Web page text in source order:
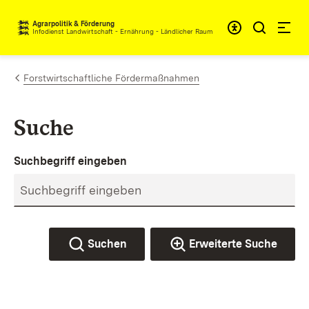
Zum Inhalt springen
Agrarpolitik & Förderung
Infodienst Landwirtschaft - Ernährung - Ländlicher Raum
Forstwirtschaftliche Fördermaßnahmen
Suche
Suchbegriff eingeben
Suchen Erweiterte Suche